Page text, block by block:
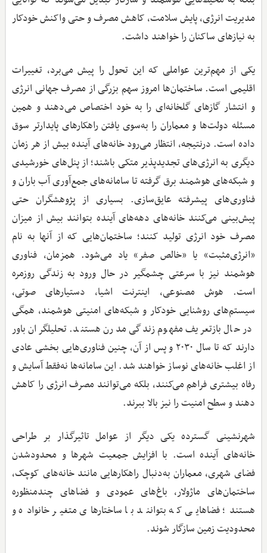
مدیریت انرژی، پایش سلامت، کاهش مصرف و حتی واکنش خودکار
به نیازهای ساکنان را خواهند داشت.
یکی از مهم‌ترین عواملی که این تحول را پیش می‌برد، تغییرات
اقلیمی است. ساختمان‌ها امروز سهم بزرگی از مصرف جهانی انرژی
و انتشار گازهای گلخانه‌ای را به خود اختصاص می‌دهند و همین
مسئله دولت‌ها و معماران را به‌سوی یافتن راهکارهای پایدارتر سوق
داده است. درنتیجه، انتظار می‌رود خانه‌های آینده بیش از هر زمان
دیگری به انرژی‌های تجدیدپذیر متکی باشند؛ از پنل‌های خورشیدی
و شبکه‌های هوشمند برق گرفته تا سامانه‌های جمع‌آوری آب باران و
فناوری‌های پیشرفته عایق‌سازی. بسیاری از پژوهشگران حتی
پیش‌بینی می‌کنند خانه‌های دهه‌های آینده بتوانند بیش از میزان
مصرف خود انرژی تولید کنند؛ ساختمان‌هایی که از آنها به نام
«انرژی‌مثبت» یا «خالص صفر» یاد می‌شود. همزمان، فناوری
هوشمند نیز با سرعتی چشمگیر در حال ورود به زندگی روزمره
است. هوش مصنوعی، اینترنت اشیا، دستیارهای صوتی،
سیستم‌های روشنایی خودکار و شبکه‌های امنیتی هوشمند، همگی
در حال بازتعریف مفهوم زندگی مدرن هستند. تحلیلگران باور
دارند که تا سال ۲۰۳۰ و پس از آن، چنین فناوری‌هایی بخشی عادی
از اغلب خانه‌های نوساز خواهند شد. این سامانه‌ها نه‌فقط آسایش و
رفاه بیشتری فراهم می‌کنند، بلکه می‌توانند مصرف انرژی را کاهش
دهند و سطح امنیت را نیز بالا ببرند.
شهرنشینی گسترده یکی دیگر از عوامل تاثیرگذار بر طراحی
خانه‌های آینده است. با افزایش جمعیت شهرها و محدودشدن
فضای شهری، معماران به‌دنبال راهکارهایی مانند خانه‌های کوچک،
ساختمان‌های ماژولار، باغ‌های عمودی و فضاهای چندمنظوره
هستند؛ فضاهایی که بتوانند با ساختارهای متغیر خانواده و
محدودیت زمین سازگار شوند.